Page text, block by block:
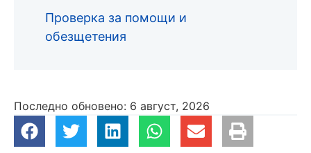
Проверка за помощи и
обезщетения
Последно обновено: 6 август, 2026